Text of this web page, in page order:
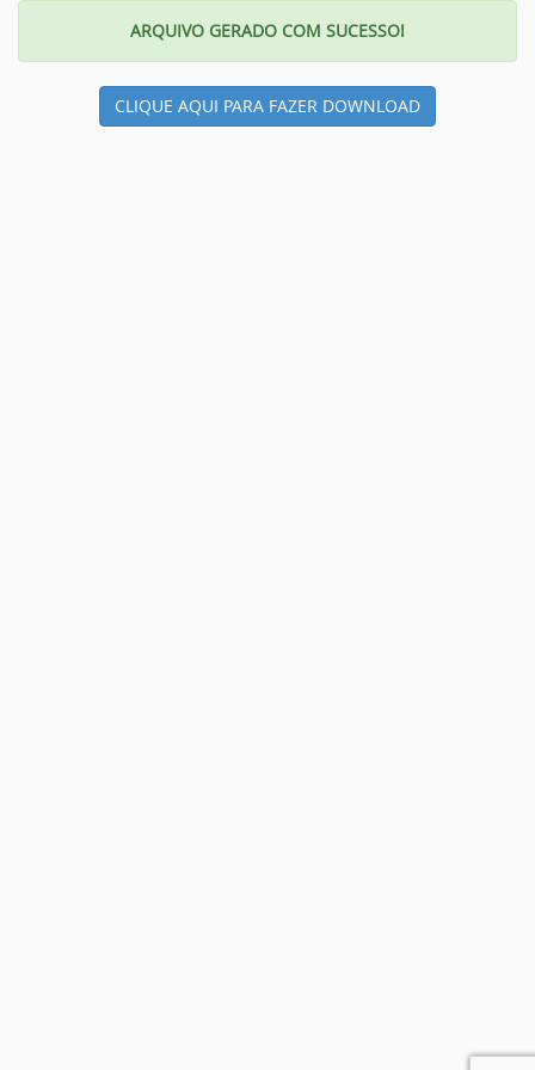
ARQUIVO GERADO COM SUCESSO!
CLIQUE AQUI PARA FAZER DOWNLOAD